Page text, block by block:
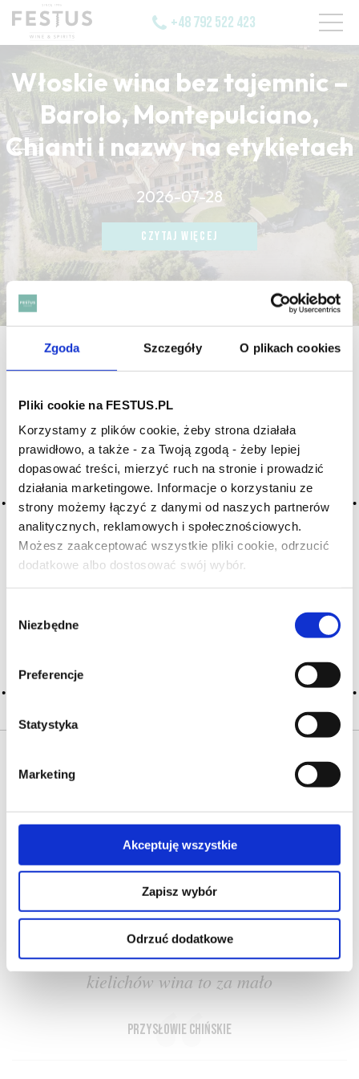
Zgoda Szczegóły O plikach cookies
Pliki cookie na FESTUS.PL
Korzystamy z plików cookie, żeby strona działała
prawidłowo, a także - za Twoją zgodą - żeby lepiej
dopasować treści, mierzyć ruch na stronie i prowadzić
działania marketingowe. Informacje o korzystaniu ze
strony możemy łączyć z danymi od naszych partnerów
analitycznych, reklamowych i społecznościowych.
Możesz zaakceptować wszystkie pliki cookie, odrzucić
dodatkowe albo dostosować swój wybór.
zgody
Niezbędne
Preferencje
Statystyka
Marketing
Akceptuję wszystkie
Zapisz wybór
Odrzuć dodatkowe
Czy masz ukończone 18 lat?
+48 792 522 423
Włoskie wina bez tajemnic –
Barolo, Montepulciano,
Chianti i nazwy na etykietach
2026-07-28
CZYTAJ WIĘCEJ
CZYTAJ WIĘCEJ
CZYTAJ WIĘCEJ
strona główna festus
Archiwum wpisów tagu: festus
Nothing Found
It seems we can’t find what you’re looking for. Perhaps
Szukaj:
OFERTA ONLINE PRODUCENCI
PRZEWODNIK
SŁOWNIK
Z dobrym przyjacielem nawet i tysiąc
kielichów wina to za mało
przysłowie chińskie